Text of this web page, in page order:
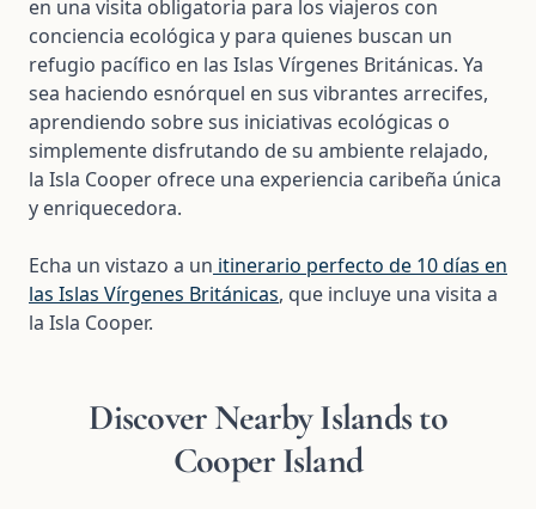
en una visita obligatoria para los viajeros con
conciencia ecológica y para quienes buscan un
refugio pacífico en las Islas Vírgenes Británicas. Ya
sea haciendo esnórquel en sus vibrantes arrecifes,
aprendiendo sobre sus iniciativas ecológicas o
simplemente disfrutando de su ambiente relajado,
la Isla Cooper ofrece una experiencia caribeña única
y enriquecedora.
Echa un vistazo a un itinerario perfecto de 10 días en
las Islas Vírgenes Británicas, que incluye una visita a
la Isla Cooper.
Discover Nearby Islands to
Cooper Island